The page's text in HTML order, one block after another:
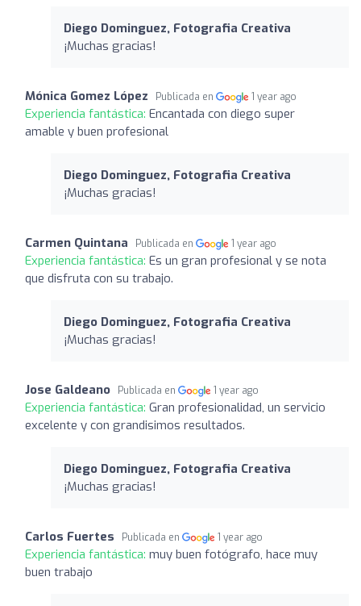
Diego Dominguez, Fotografia Creativa
¡Muchas gracias!
Mónica Gomez López Publicada en 1 year ago
Experiencia fantástica: Encantada con diego super
amable y buen profesional
Diego Dominguez, Fotografia Creativa
¡Muchas gracias!
Carmen Quintana Publicada en 1 year ago
Experiencia fantástica: Es un gran profesional y se nota
que disfruta con su trabajo.
Diego Dominguez, Fotografia Creativa
¡Muchas gracias!
Jose Galdeano Publicada en 1 year ago
Experiencia fantástica: Gran profesionalidad, un servicio
excelente y con grandisimos resultados.
Diego Dominguez, Fotografia Creativa
¡Muchas gracias!
Carlos Fuertes Publicada en 1 year ago
Experiencia fantástica: muy buen fotógrafo, hace muy
buen trabajo